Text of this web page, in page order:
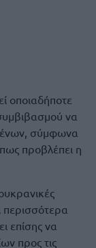
οποιαδήποτε
να
σύμφωνα
προβλέπει η
επίσης να
προς τις